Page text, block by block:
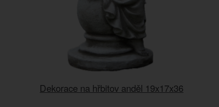
Dekorace na hřbitov anděl 19x17x36